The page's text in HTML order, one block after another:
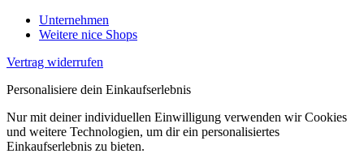
Unternehmen
Weitere nice Shops
Vertrag widerrufen
Personalisiere dein Einkaufserlebnis
Nur mit deiner individuellen Einwilligung verwenden wir Cookies
und weitere Technologien, um dir ein personalisiertes
Einkaufserlebnis zu bieten.